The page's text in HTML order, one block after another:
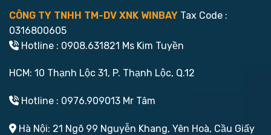
CÔNG TY TNHH TM-DV XNK WINBAY Tax Code :
0316800605
Hotline : 0908.631821 Ms Kim Tuyền
HCM: 10 Thạnh Lộc 31, P. Thạnh Lộc, Q.12
Hotline : 0976.909013 Mr Tâm
Hà Nội: 21 Ngõ 99 Nguyễn Khang, Yên Hoà, Cầu Giấy